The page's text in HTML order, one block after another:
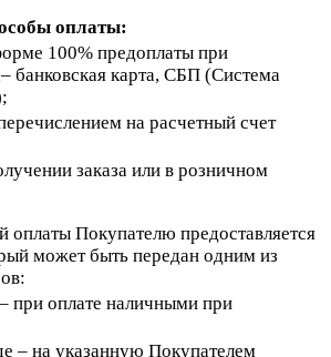
оплаты:
100% предоплаты при
банковская карта, СБП (Система
на расчетный счет
заказа или в розничном
оплаты Покупателю предоставляется
может быть передан одним из
при оплате наличными при
– на указанную Покупателем